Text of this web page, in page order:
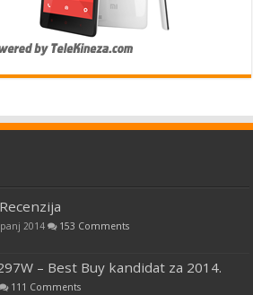
2014 153 Comments
– Best Buy kandidat za 2014.
111 Comments